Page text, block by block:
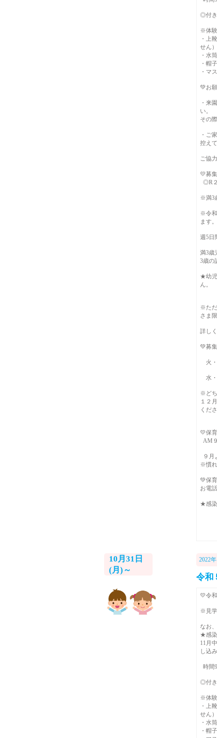
◎付き
※体
・上
せん
・水
・帽
・マ
💚お
・来
い。
その
・ご
控え
ご協
💛募
◎R
※満3
※令和
ます
週5日
満3歳
3歳の
★幼児
ん。
※ただ
さま
詳し
💚募
火
水
※どち
１２
くだ
💛保
AM
９月
※慣れ
💚保
お電
★感染
10月31日
(月)～
2022
令和
💛令
※見学
なお
★感染
11月
し込
時間
◎付き
※体
・上
せん
・水
・帽